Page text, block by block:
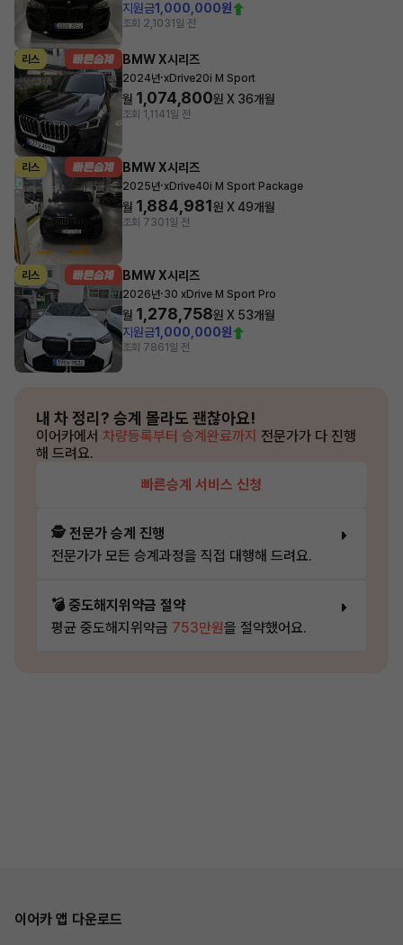
지원금1,000,000원
조회 2,1031일 전
리스 BMW X시리즈
2024년·xDrive20i M Sport
월 1,074,800원 X 36개월
조회 1,1141일 전
리스 BMW X시리즈
2025년·xDrive40i M Sport Package
월 1,884,981원 X49개월
조회 7301일 전
리스 BMW X시리즈
2026년·30 xDrive M Sport Pro
월 1,278,758원 X 53개월
지원금1,000,000원
조회 7861일 전
내 차 정리? 승계 몰라도 괜찮아요!
이어카에서 차량등록부터 승계완료까지 전문가가 다 진행
해 드려요.
빠른승계 서비스 신청
🕵️ 전문가 승계 진행
전문가가 모든 승계과정을 직접 대행해 드려요.
💣 중도해지위약금 절약
평균 중도해지위약금 753만원을 절약했어요.
이어카 앱 다운로드